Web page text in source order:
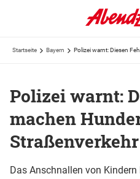
Startseite Bayern Polizei warnt: Diesen
Polizei warnt:
machen
Straßenverkehr
Das Anschnallen von